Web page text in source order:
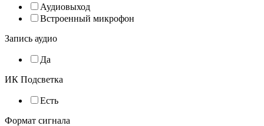
Аудиовыход
Встроенный микрофон
Запись аудио
Да
ИК Подсветка
Есть
Формат сигнала